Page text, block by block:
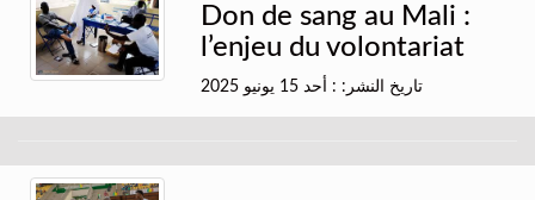
Don de sang au Mali :
l’enjeu du volontariat
تاريخ النشر: : أحد 15 يونيو 2025